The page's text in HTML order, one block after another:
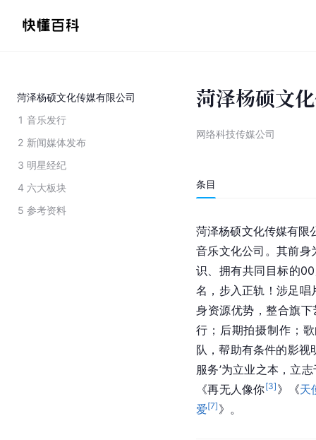
菏泽杨硕文化传媒有限公司
1 音乐发行
2 新闻媒体发布
3 明星经纪
4 六大板块
5 参考资料
菏泽杨硕文
网络科技传媒公司
条目
菏泽杨硕文化传媒有限
音乐文化公司。其前身
识、拥有共同目标的
名，步入正轨！涉足唱
身资源优势，整合旗
行；后期拍摄制作；
队，帮助有条件的影视
服务’为立业之本，立
《再无人像你[3] 》《天
爱[7] 》。